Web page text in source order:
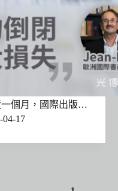
一個月，國際出版…
04-17